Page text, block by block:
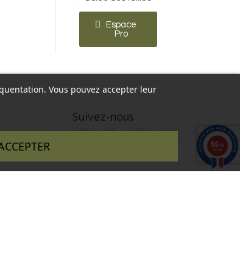
Espace
Pro
Vous pouvez accepter leur
Suivez-nous
9.6 /10
346 avis